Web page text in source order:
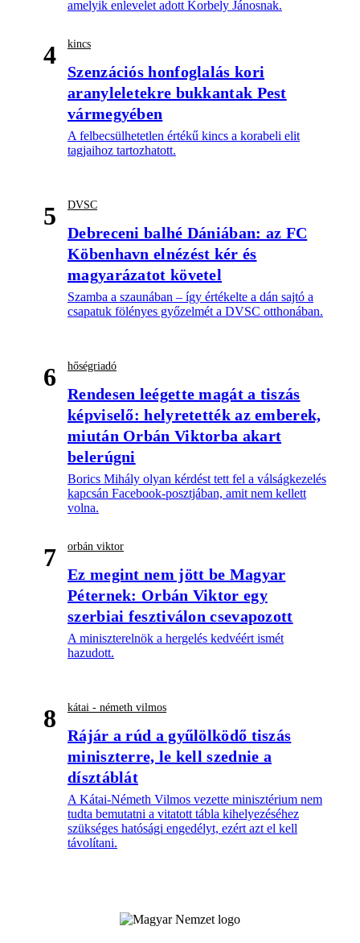
amelyik enlevelet adott Korbely Jánosnak.
4 kincs
Szenzációs honfoglalás kori
aranyleletekre bukkantak Pest
vármegyében
A felbecsülhetetlen értékű kincs a korabeli elit
tagjaihoz tartozhatott.
5 DVSC
Debreceni balhé Dániában: az FC
Köbenhavn elnézést kér és
magyarázatot követel
Szamba a szaunában – így értékelte a dán sajtó a
csapatuk fölényes győzelmét a DVSC otthonában.
6 hőségriadó
Rendesen leégette magát a tiszás
képviselő: helyretették az emberek,
miután Orbán Viktorba akart
belerúgni
Borics Mihály olyan kérdést tett fel a válságkezelés
kapcsán Facebook-posztjában, amit nem kellett
volna.
7 orbán viktor
Ez megint nem jött be Magyar
Péternek: Orbán Viktor egy
szerbiai fesztiválon csevapozott
A miniszterelnök a hergelés kedvéért ismét
hazudott.
8 kátai - németh vilmos
Rájár a rúd a gyűlölködő tiszás
miniszterre, le kell szednie a
dísztáblát
A Kátai-Németh Vilmos vezette minisztérium nem
tudta bemutatni a vitatott tábla kihelyezéséhez
szükséges hatósági engedélyt, ezért azt el kell
távolítani.